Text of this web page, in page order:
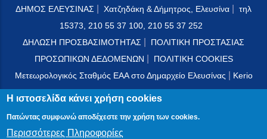
ΔΗΜΟΣ ΕΛΕΥΣΙΝΑΣ Χατζηδάκη & Δήμητρος, Ελευσίνα
τηλ
15373, 210 55 37 100, 210 55 37 252
ΔΗΛΩΣΗ ΠΡΟΣΒΑΣΙΜΟΤΗΤΑΣ
ΠΟΛΙΤΙΚΗ ΠΡΟΣΤΑΣΙΑΣ
ΠΡΟΣΩΠΙΚΩΝ ΔΕΔΟΜΕΝΩΝ
ΠΟΛΙΤΙΚΗ COOKIES
Μετεωρολογικός Σταθμός ΕΑΑ στο Δημαρχείο Ελευσίνας
Kerio
Mail Server
Η ιστοσελίδα κάνει χρήση cookies
Πατώντας συμφωνώ αποδέχεστε την χρήση των cookies.
Περισσότερες Πληροφορίες